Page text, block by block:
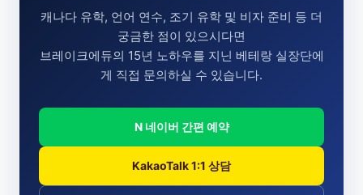
캐나다 유학, 언어 연수, 조기 유학 및 비자 준비 등 더
궁금한 점이 있으시다면
브레이크에듀의 15년 노하우를 지닌 베테랑 실장단에
게 직접 문의하실 수 있습니다.
N 네이버 간편 예약
KakaoTalk 1:1 상담